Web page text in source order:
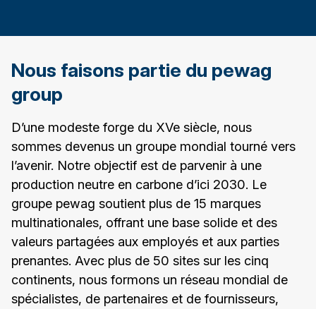
Nous faisons partie du pewag
group
D’une modeste forge du XVe siècle, nous
sommes devenus un groupe mondial tourné vers
l’avenir. Notre objectif est de parvenir à une
production neutre en carbone d’ici 2030. Le
groupe pewag soutient plus de 15 marques
multinationales, offrant une base solide et des
valeurs partagées aux employés et aux parties
prenantes. Avec plus de 50 sites sur les cinq
continents, nous formons un réseau mondial de
spécialistes, de partenaires et de fournisseurs,